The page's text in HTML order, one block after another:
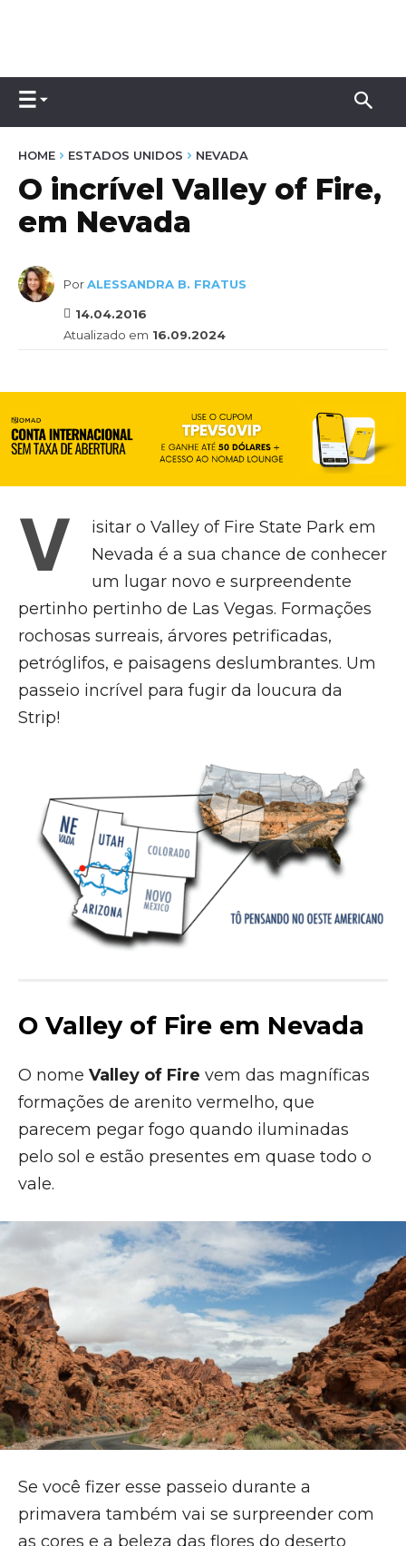
HOME ESTADOS UNIDOS NEVADA
O incrível Valley of Fire,
em Nevada
PorALESSANDRA B. FRATUS
14.04.2016
Atualizado em 16.09.2024
V
isitar o Valley of Fire State Park em
Nevada é a sua chance de conhecer
um lugar novo e surpreendente
pertinho pertinho de Las Vegas. Formações
rochosas surreais, árvores petrificadas,
petróglifos, e paisagens deslumbrantes. Um
passeio incrível para fugir da loucura da
Strip!
O Valley of Fire em Nevada
O nome Valley of Fire vem das magníficas
formações de arenito vermelho, que
parecem pegar fogo quando iluminadas
pelo sol e estão presentes em quase todo o
vale.
Se você fizer esse passeio durante a
primavera também vai se surpreender com
as cores e a beleza das flores do deserto